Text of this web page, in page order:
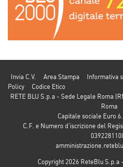
Invia C.V. Area Stampa Informativa
Policy
Codice Etico
RETE BLU S.p.a - Sede Legale Roma
Roma
Capitale sociale Euro
C.F. e Numero d’iscrizione del
Copyright 2026 ReteBlu S.p.a